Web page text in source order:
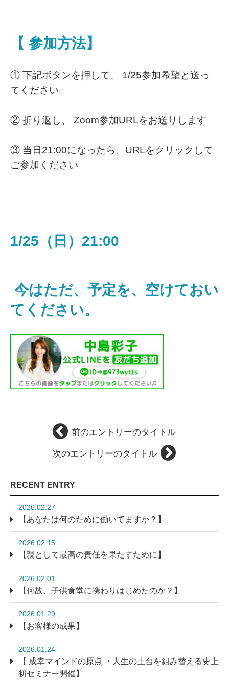
【 参加方法】
① 下記ボタンを押して、 1/25参加希望と送っ
てください
② 折り返し、 Zoom参加URLをお送りします
③ 当日21:00になったら、URLをクリックして
ご参加ください
1/25（日）21:00
今はただ、予定を、空けておい
てください。
前のエントリーのタイトル
次のエントリーのタイトル
RECENT ENTRY
2026.02.27
【あなたは何のために働いてますか？】
2026.02.15
【親として最高の責任を果たすために】
2026.02.01
【何故、子供食堂に携わりはじめたのか？】
2026.01.29
【お客様の成果】
2026.01.24
【 成幸マインドの原点 ・人生の土台を組み替える史上
初セミナー開催】